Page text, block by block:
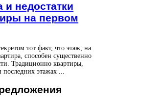
недостатки
на первом
тот факт, что этаж, на
способен существенно
Традиционно квартиры,
этажах ...